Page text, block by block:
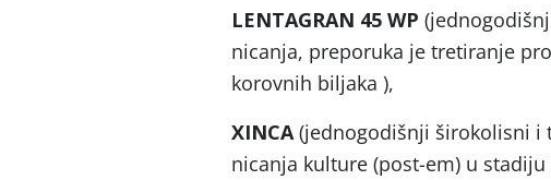
LENTAGRAN 45 WP
nicanja, preporuka je tretiranje
korovnih biljaka ),
XINCA(jednogodišnji širokolisni i
nicanja kulture (post-em) u